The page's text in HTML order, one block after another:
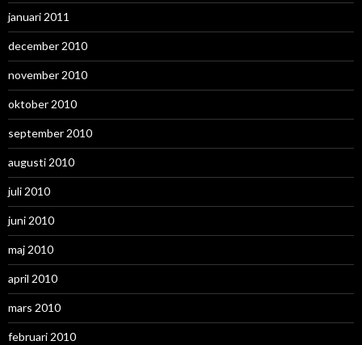
januari 2011
december 2010
november 2010
oktober 2010
september 2010
augusti 2010
juli 2010
juni 2010
maj 2010
april 2010
mars 2010
februari 2010